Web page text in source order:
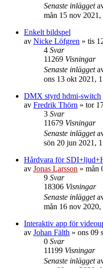
Senaste inlägget
mån 15 nov 2021,
Enkelt bildspel
av Nicke Löfgren » tis
4 Svar
11269 Visningar
Senaste inlägget
ons 13 okt 2021,
DMX styrd hdmi-switch
av Fredrik Thörn » tor
3 Svar
11679 Visningar
Senaste inlägget
sön 20 jun 2021,
Hårdvara för
av Jonas Larsson » mån
9 Svar
18306 Visningar
Senaste inlägget
mån 16 nov 2020,
Interaktiv app för
av Johan Fälth » ons 09
0 Svar
11199 Visningar
Senaste inlägget